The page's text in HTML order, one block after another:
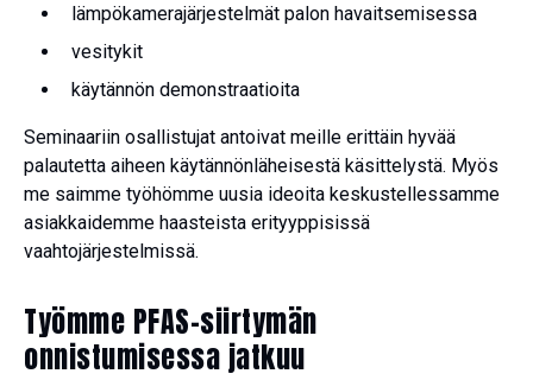
lämpökamerajärjestelmät palon havaitsemisessa
vesitykit
käytännön demonstraatioita
Seminaariin osallistujat antoivat meille erittäin hyvää
palautetta aiheen käytännönläheisestä käsittelystä. Myös
me saimme työhömme uusia ideoita keskustellessamme
asiakkaidemme haasteista erityyppisissä
vaahtojärjestelmissä.
Työmme PFAS-siirtymän
onnistumisessa jatkuu